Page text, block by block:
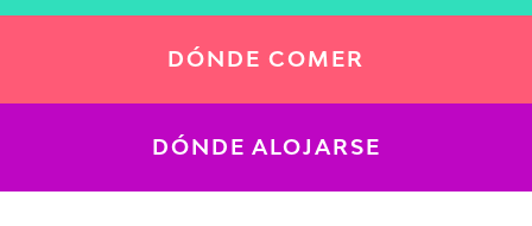
DÓNDE COMER
DÓNDE ALOJARSE